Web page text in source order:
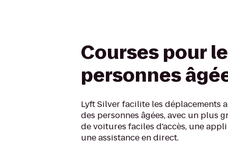
Courses pour
personnes
Lyft Silver facilite les déplacements
des personnes âgées, avec un plus
de voitures faciles d'accès, une
une assistance en direct.